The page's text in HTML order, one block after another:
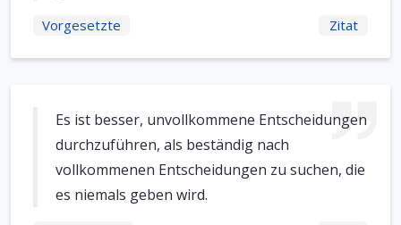
Vorgesetzte Zitat
Es ist besser, unvollkommene Entscheidungen
durchzuführen, als beständig nach
vollkommenen Entscheidungen zu suchen, die
es niemals geben wird.